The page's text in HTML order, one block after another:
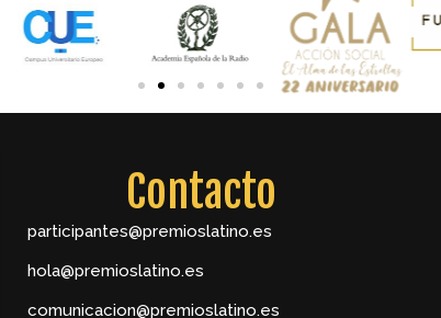
Contacto
participantes@premioslatino.es
hola@premioslatino.es
comunicacion@premioslatino.es